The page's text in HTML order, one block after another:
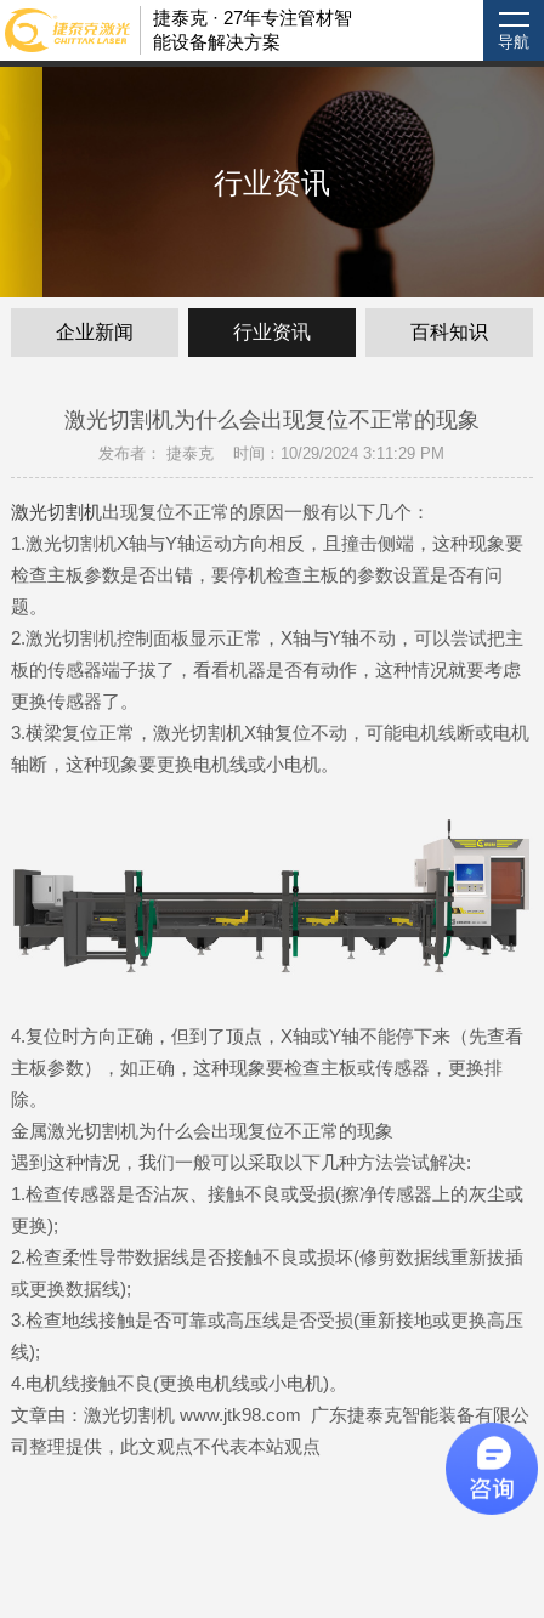
捷泰克 · 27年专注管材智
能设备解决方案
导航
行业资讯
企业新闻 行业资讯 百科知识
激光切割机为什么会出现复位不正常的现象
发布者： 捷泰克 时间：10/29/2024 3:11:29 PM
激光切割机出现复位不正常的原因一般有以下几个：
1.激光切割机X轴与Y轴运动方向相反，且撞击侧端，这种现象要
检查主板参数是否出错，要停机检查主板的参数设置是否有问
题。
2.激光切割机控制面板显示正常，X轴与Y轴不动，可以尝试把主
板的传感器端子拔了，看看机器是否有动作，这种情况就要考虑
更换传感器了。
3.横梁复位正常，激光切割机X轴复位不动，可能电机线断或电机
轴断，这种现象要更换电机线或小电机。
4.复位时方向正确，但到了顶点，X轴或Y轴不能停下来（先查看
主板参数），如正确，这种现象要检查主板或传感器，更换排
除。
金属激光切割机为什么会出现复位不正常的现象
遇到这种情况，我们一般可以采取以下几种方法尝试解决:
1.检查传感器是否沾灰、接触不良或受损(擦净传感器上的灰尘或
更换);
2.检查柔性导带数据线是否接触不良或损坏(修剪数据线重新拔插
或更换数据线);
3.检查地线接触是否可靠或高压线是否受损(重新接地或更换高压
线);
4.电机线接触不良(更换电机线或小电机)。
文章由：激光切割机 www.jtk98.com 广东捷泰克智能装备有限公
司整理提供，此文观点不代表本站观点